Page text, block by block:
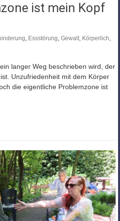
ist mein Kopf
, Essstörung, Gewalt, Körperlich,
langer Weg beschrieben wird, der
Unzufriedenheit mit dem Körper
die eigentliche Problemzone ist